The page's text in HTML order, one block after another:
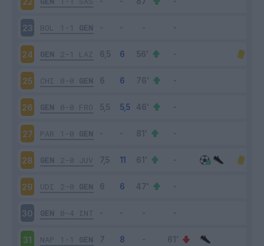
23 BOL 1-1 GEN
24 GEN 2-1 LAZ
25 CHI 0-0 GEN
26 GEN 0-0 FRO
27 PAR 1-0 GEN
28 GEN 2-0 JUV
29 UDI 2-0 GEN
30 GEN 0-4 INT
31 NAP 1-1 GEN